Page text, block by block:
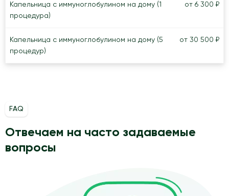
Капельница с иммуноглобулином на дому (1
процедура)
от 6 300 ₽
Капельница с иммуноглобулином на дому (5
процедур)
от 30 500 ₽
FAQ
Отвечаем на часто задаваемые
вопросы